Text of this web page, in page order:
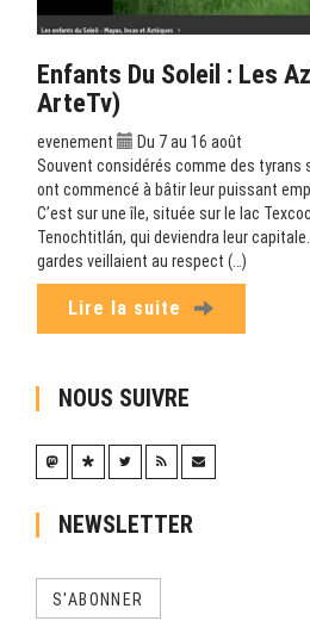
Enfants Du Soleil : Les
ArteTv)
evenement
Du 7 au 16 août
Souvent considérés comme des tyrans
ont commencé à bâtir leur puissant
C’est sur une île, située sur le lac
Tenochtitlán, qui deviendra leur
gardes veillaient au respect (…)
Lire la suite
NOUS SUIVRE
NEWSLETTER
S'ABONNER